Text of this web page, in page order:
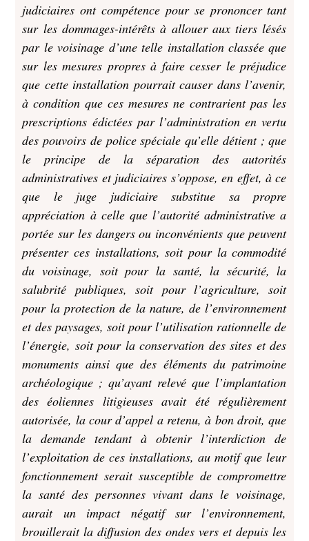
judiciaires ont compétence pour se prononcer tant
sur les dommages-intérêts à allouer aux tiers lésés
par le voisinage d’une telle installation classée que
sur les mesures propres à faire cesser le préjudice
que cette installation pourrait causer dans l’avenir,
à condition que ces mesures ne contrarient pas les
prescriptions édictées par l’administration en vertu
des pouvoirs de police spéciale qu’elle détient ; que
le principe de la séparation des autorités
administratives et judiciaires s’oppose, en effet, à ce
que le juge judiciaire substitue sa propre
appréciation à celle que l’autorité administrative a
portée sur les dangers ou inconvénients que peuvent
présenter ces installations, soit pour la commodité
du voisinage, soit pour la santé, la sécurité, la
salubrité publiques, soit pour l’agriculture, soit
pour la protection de la nature, de l’environnement
et des paysages, soit pour l’utilisation rationnelle de
l’énergie, soit pour la conservation des sites et des
monuments ainsi que des éléments du patrimoine
archéologique ; qu’ayant relevé que l’implantation
deséoliennes litigieuses avait été régulièrement
autorisée, la cour d’appel a retenu, à bon droit, que
la demande tendant à obtenir l’interdiction de
l’exploitation de ces installations, au motif que leur
fonctionnement serait susceptible de compromettre
la santé des personnes vivant dans le voisinage,
aurait un impact négatif sur l’environnement,
brouillerait la diffusion des ondes vers et depuis les